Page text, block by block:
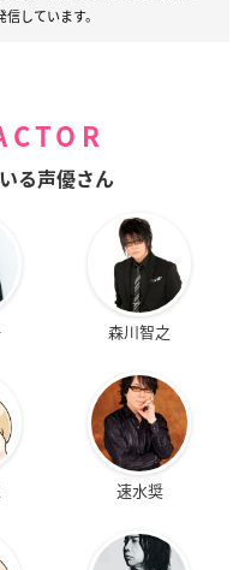
すでしょうか。
っこいいドラマですね。
に対する意気込みを教
が、七ヶ浜は因縁の相手
ゃくちゃ子供になりま
しています。
る声優さん
森川智之
速水奨